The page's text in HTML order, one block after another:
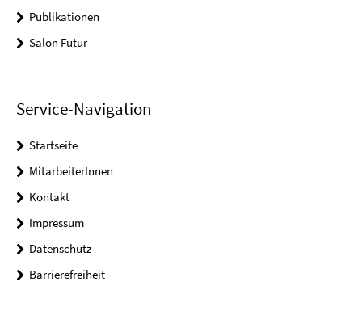
Publikationen
Salon Futur
Service-Navigation
Startseite
MitarbeiterInnen
Kontakt
Impressum
Datenschutz
Barrierefreiheit